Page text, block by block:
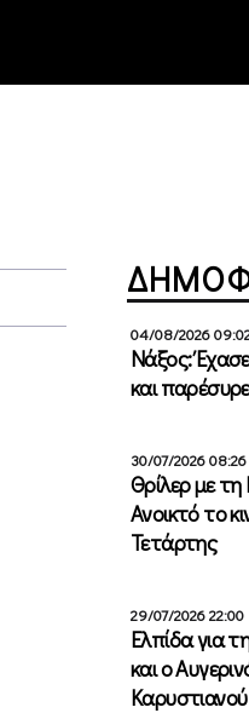
04/08/2026
Νάξος:
και
30/07/2026 08:26
Θρίλερ με
Ανοικτό το
Τετάρτης
29/07/2026 22:00
Ελπίδα για
και ο
Καρυστιανού